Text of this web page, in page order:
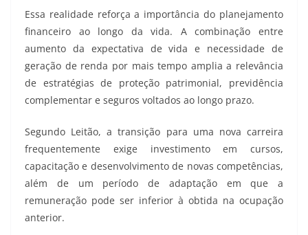
Essa realidade reforça a importância do planejamento
financeiro ao longo da vida. A combinação entre
aumento da expectativa de vida e necessidade de
geração de renda por mais tempo amplia a relevância
de estratégias de proteção patrimonial, previdência
complementar e seguros voltados ao longo prazo.
Segundo Leitão, a transição para uma nova carreira
frequentemente exige investimento em cursos,
capacitação e desenvolvimento de novas competências,
além de um período de adaptação em que a
remuneração pode ser inferior à obtida na ocupação
anterior.